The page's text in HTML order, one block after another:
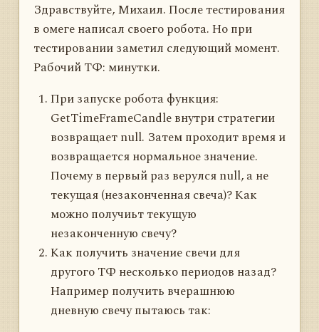
Здравствуйте, Михаил. После тестирования
в омеге написал своего робота. Но при
тестировании заметил следующий момент.
Рабочий ТФ: минутки.
При запуске робота функция:
GetTimeFrameCandle внутри стратегии
возвращает null. Затем проходит время и
возвращается нормальное значение.
Почему в первый раз верулся null, а не
текущая (незаконченная свеча)? Как
можно получиьт текущую
незаконченную свечу?
Как получить значение свечи для
другого ТФ несколько периодов назад?
Например получить вчерашнюю
дневную свечу пытаюсь так: